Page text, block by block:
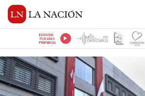
ESCUCHÁ
TU RADIO
PREFERIDA